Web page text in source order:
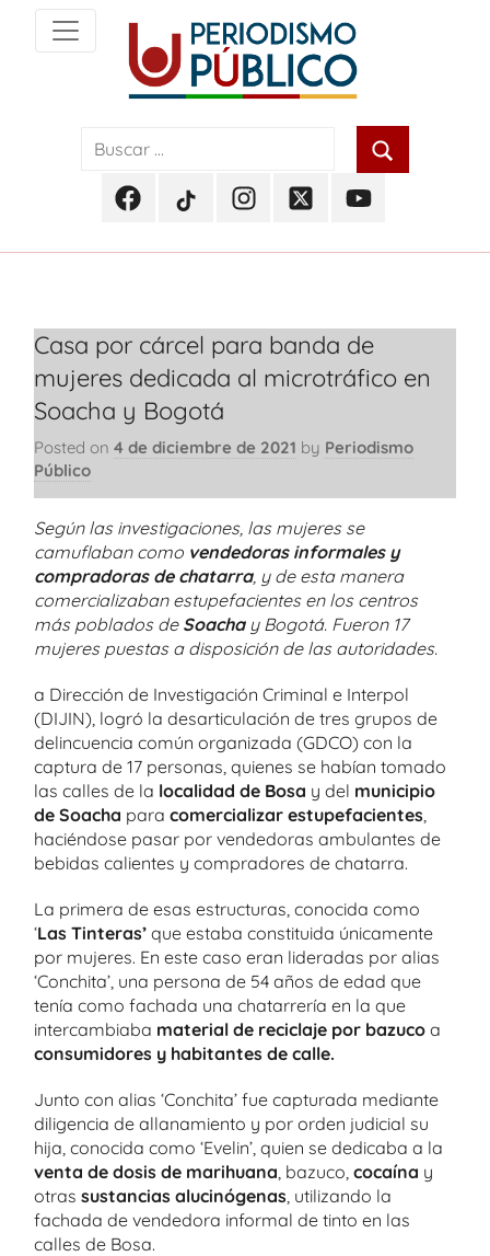
content
Periodismo
PúblicoFacebook
Periodismo
TikTok
Periodismo
InstagramTwitterYoutube
Casa por cárcel para banda de
mujeres dedicada al microtráfico en
Soacha y Bogotá
Posted on 4 de diciembre de 2021 by Periodismo
Público
Según las investigaciones, las mujeres se
camuflaban como vendedoras informales y
compradoras de chatarra, y de esta manera
comercializaban estupefacientes en los centros
más poblados de Soacha y Bogotá. Fueron 17
mujeres puestas a disposición de las autoridades.
a Dirección de Investigación Criminal e Interpol
(DIJIN), logró la desarticulación de tres grupos de
delincuencia común organizada (GDCO) con la
captura de 17 personas, quienes se habían tomado
las calles de la localidad de Bosa y del municipio
de Soacha para comercializar estupefacientes,
haciéndose pasar por vendedoras ambulantes de
bebidas calientes y compradores de chatarra.
La primera de esas estructuras, conocida como
‘Las Tinteras’ que estaba constituida únicamente
por mujeres. En este caso eran lideradas por alias
‘Conchita’, una persona de 54 años de edad que
tenía como fachada una chatarrería en la que
intercambiaba material de reciclaje por bazuco a
consumidores y habitantes de calle.
Junto con alias ‘Conchita’ fue capturada mediante
diligencia de allanamiento y por orden judicial su
hija, conocida como ‘Evelin’, quien se dedicaba a la
venta de dosis de marihuana, bazuco, cocaína y
otras sustancias alucinógenas, utilizando la
fachada de vendedora informal de tinto en las
calles de Bosa.